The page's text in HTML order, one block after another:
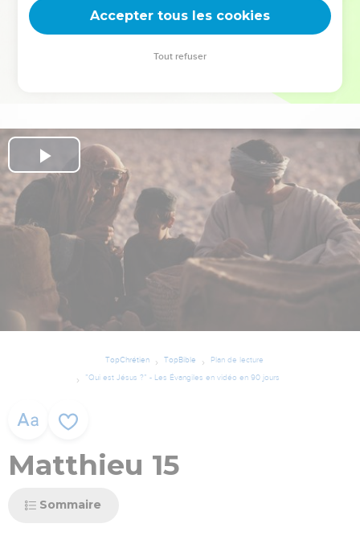
équipe, un groupe ou une famille, leur expérience est faite
TopChrétien TopBible
Plan de lecture
”Qui est Jésus ?” - Les Évangiles en vidéo en 90 jours
Matthieu 15
Sommaire
Play
Video
Accepter tous les cookies
Tout refuser